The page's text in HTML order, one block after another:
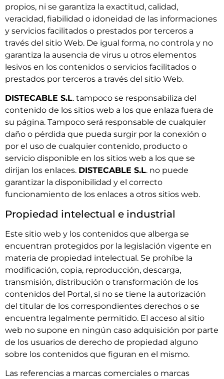
propios, ni se garantiza la exactitud, calidad,
veracidad, fiabilidad o idoneidad de las informaciones
y servicios facilitados o prestados por terceros a
través del sitio Web. De igual forma, no controla y no
garantiza la ausencia de virus u otros elementos
lesivos en los contenidos o servicios facilitados o
prestados por terceros a través del sitio Web.
DISTECABLE S.L. tampoco se responsabiliza del
contenido de los sitios web a los que enlaza fuera de
su página. Tampoco será responsable de cualquier
daño o pérdida que pueda surgir por la conexión o
por el uso de cualquier contenido, producto o
servicio disponible en los sitios web a los que se
dirijan los enlaces. DISTECABLE S.L. no puede
garantizar la disponibilidad y el correcto
funcionamiento de los enlaces a otros sitios web.
Propiedad intelectual e industrial
Este sitio web y los contenidos que alberga se
encuentran protegidos por la legislación vigente en
materia de propiedad intelectual. Se prohíbe la
modificación, copia, reproducción, descarga,
transmisión, distribución o transformación de los
contenidos del Portal, si no se tiene la autorización
del titular de los correspondientes derechos o se
encuentra legalmente permitido. El acceso al sitio
web no supone en ningún caso adquisición por parte
de los usuarios de derecho de propiedad alguno
sobre los contenidos que figuran en el mismo.
Las referencias a marcas comerciales o marcas